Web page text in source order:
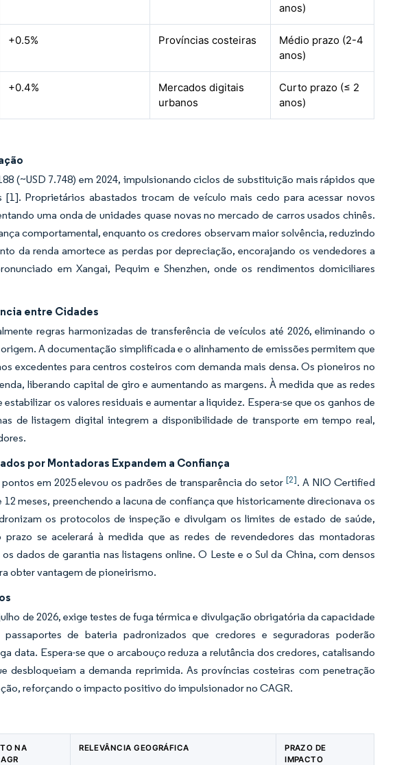
anos)
+0.5% Províncias costeiras
Médio prazo (2-4
anos)
+0.4%
Mercados digitais
urbanos
Curto prazo (≤ 2
anos)
(~USD 7.748) em 2024, impulsionando ciclos de substituição mais rápidos que
Proprietários abastados trocam de veículo mais cedo para acessar novos
uma onda de unidades quase novas no mercado de carros usados chinês.
comportamental, enquanto os credores observam maior solvência, reduzindo
da renda amortece as perdas por depreciação, encorajando os vendedores a
em Xangai, Pequim e Shenzhen, onde os rendimentos domiciliares
entre Cidades
regras harmonizadas de transferência de veículos até 2026, eliminando o
A documentação simplificada e o alinhamento de emissões permitem que
excedentes para centros costeiros com demanda mais densa. Os pioneiros no
liberando capital de giro e aumentando as margens. À medida que as redes
os valores residuais e aumentar a liquidez. Espera-se que os ganhos de
de listagem digital integrem a disponibilidade de transporte em tempo real,
por Montadoras Expandem a Confiança
em 2025 elevou os padrões de transparência do setor[2]. A NIO Certified
meses, preenchendo a lacuna de confiança que historicamente direcionava os
os protocolos de inspeção e divulgam os limites de estado de saúde,
se acelerará à medida que as redes de revendedores das montadoras
dados de garantia nas listagens online. O Leste e o Sul da China, com densos
obter vantagem de pioneirismo.
de 2026, exige testes de fuga térmica e divulgação obrigatória da capacidade
de bateria padronizados que credores e seguradoras poderão
data. Espera-se que o arcabouço reduza a relutância dos credores, catalisando
desbloqueiam a demanda reprimida. As províncias costeiras com penetração
reforçando o impacto positivo do impulsionador no CAGR.
NA
RELEVÂNCIA GEOGRÁFICA
PRAZO DE
IMPACTO